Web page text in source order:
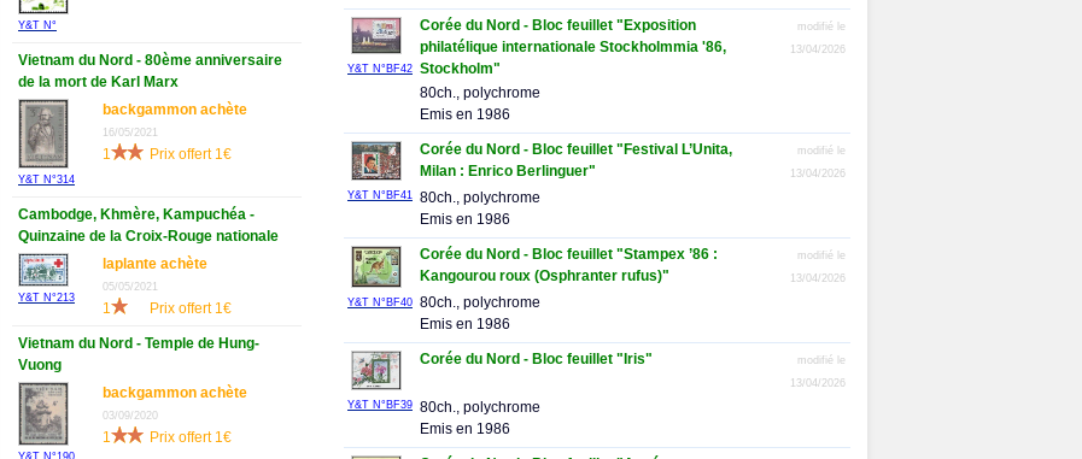
Y&T N°
Vietnam du Nord - 80ème anniversaire
de la mort de Karl Marx
Y&T N°314
backgammon achète
16/05/2021
1 Prix offert 1€
Cambodge, Khmère, Kampuchéa -
Quinzaine de la Croix-Rouge nationale
Y&T N°213
laplante achète
05/05/2021
1 Prix offert 1€
Vietnam du Nord - Temple de Hung-
Vuong
backgammon achète
03/09/2020
1 Prix offert 1€
Y&T N°BF42
Corée du Nord - Bloc feuillet "Exposition
philatélique internationale Stockholmmia '86,
Stockholm"
modifié le
13/04/2026
80ch., polychrome
Emis en 1986
Y&T N°BF41
Corée du Nord - Bloc feuillet "Festival L’Unita,
Milan : Enrico Berlinguer"
modifié le
13/04/2026
80ch., polychrome
Emis en 1986
Y&T N°BF40
Corée du Nord - Bloc feuillet "Stampex ’86 :
Kangourou roux (Osphranter rufus)"
modifié le
13/04/2026
80ch., polychrome
Emis en 1986
Y&T N°BF39
Corée du Nord - Bloc feuillet "Iris"
modifié le
13/04/2026
80ch., polychrome
Emis en 1986